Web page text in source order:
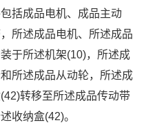
括成品电机、成品主动
所述成品电机、所述成品
于所述机架(10)，所述成
所述成品从动轮，所述成
转移至所述成品传动带
收纳盒(42)。